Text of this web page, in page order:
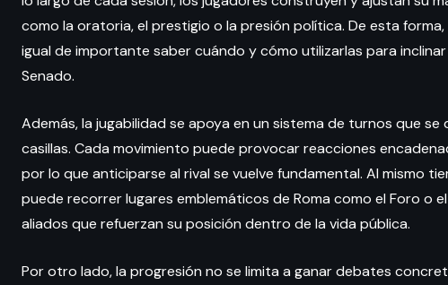
como la oratoria, el prestigio o la presión política. De esta
igual de importante saber cuándo y cómo utilizarlas para
Senado.
Además, la jugabilidad se apoya en un sistema de turnos que
casillas. Cada movimiento puede provocar reacciones
por lo que anticiparse al rival se vuelve fundamental. Al mismo
puede recorrer lugares emblemáticos de Roma como el Foro o
aliados que refuerzan su posición dentro de la vida pública.
Por otro lado, la progresión no se limita a ganar debates